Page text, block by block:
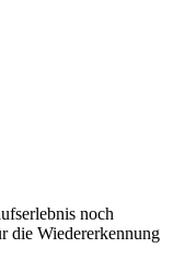
noch
die Wiedererkennung